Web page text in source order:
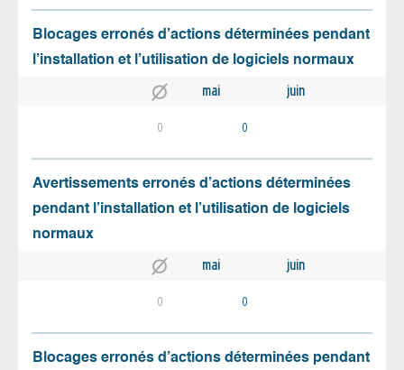
Blocages erronés d’actions déterminées pendant
l’installation et l’utilisation de logiciels normaux
mai juin
0 0
Avertissements erronés d’actions déterminées
pendant l’installation et l’utilisation de logiciels
normaux
mai juin
0 0
Blocages erronés d’actions déterminées pendant